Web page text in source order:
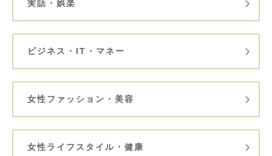
実話・娯楽
ビジネス・IT・マネー
女性ファッション・美容
女性ライフスタイル・健康